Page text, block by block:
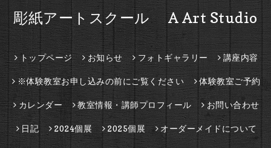
彫紙アートスクール A Art Studio
トップページ お知らせ フォトギャラリー 講座内容
※体験教室お申し込みの前にご覧ください 体験教室ご予約
カレンダー 教室情報・講師プロフィール お問い合わせ
日記 2024個展 2025個展 オーダーメイドについて